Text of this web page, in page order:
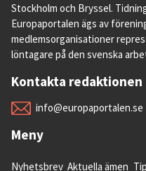
Stockholm och Bryssel.
Europaportalen ägs av
medlemsorganisationer
löntagare på den svenska
Kontakta redaktionen
info@europaportalen.se
Meny
Nyhetsbrev Aktuella ämen